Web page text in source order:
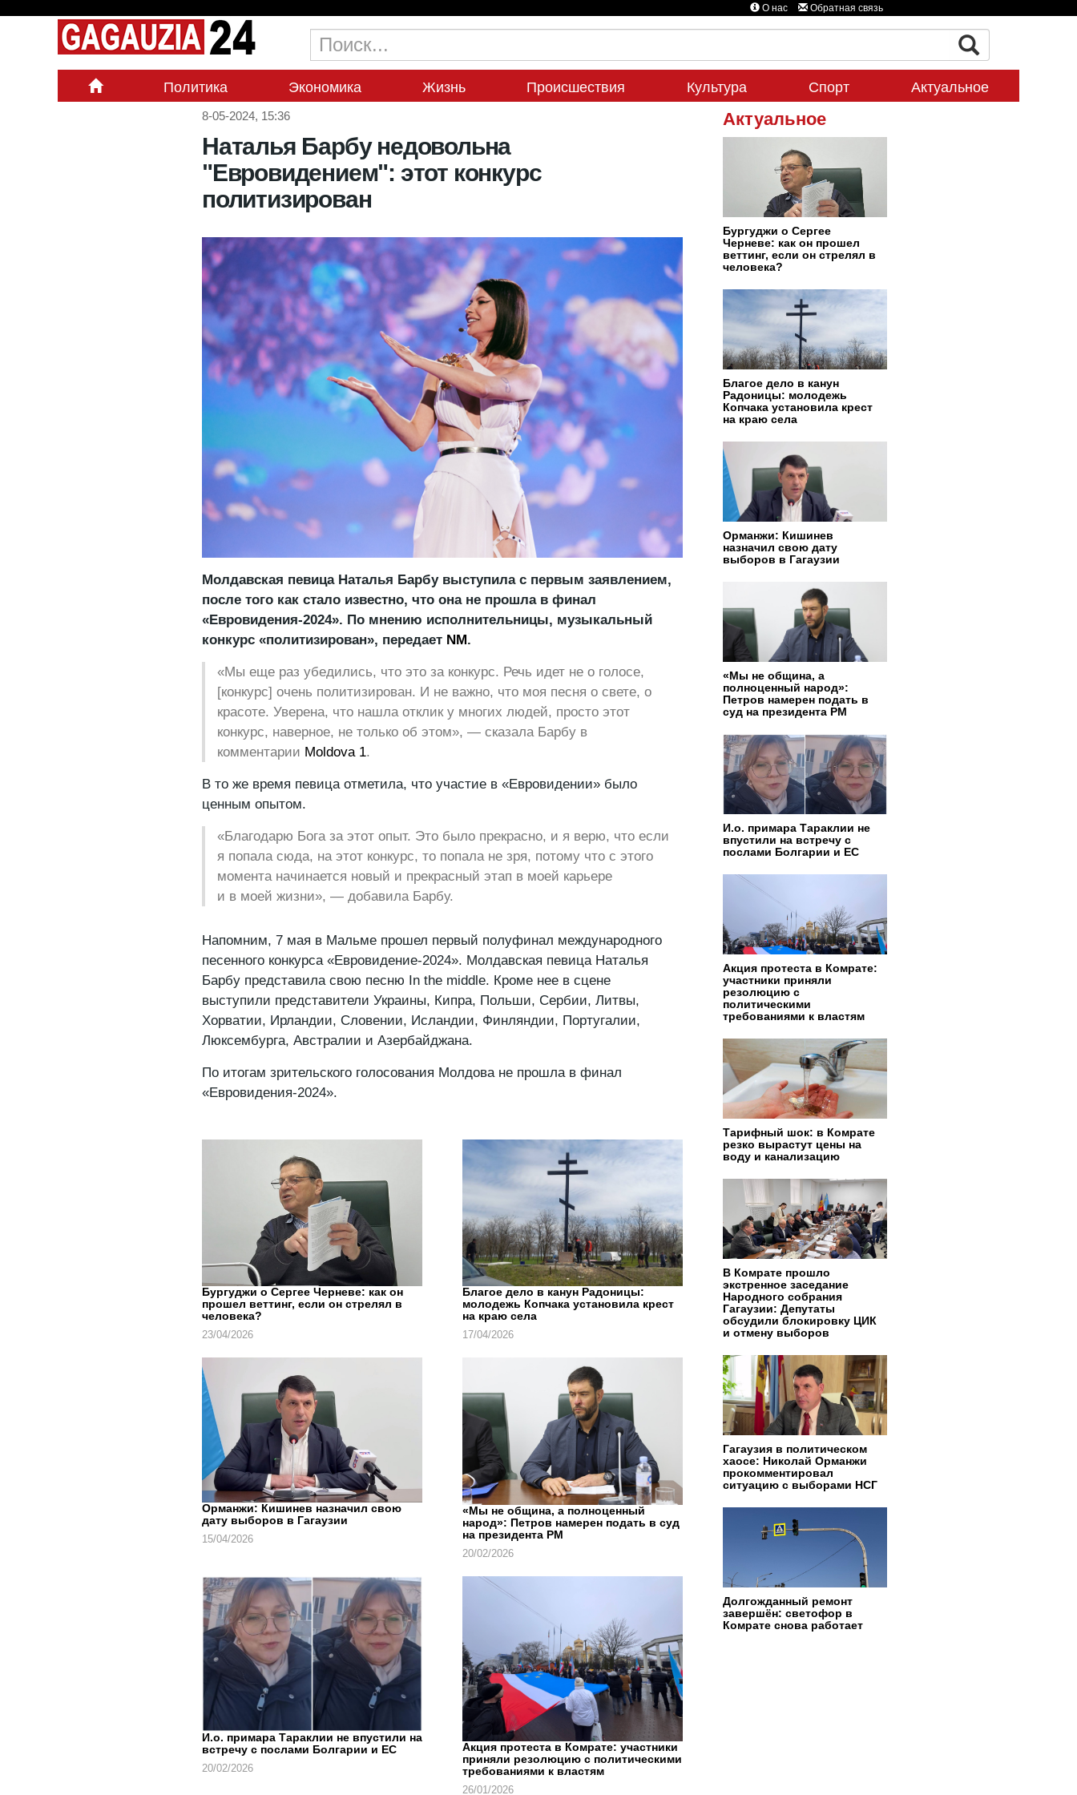
О нас Обратная связь
Политика Экономика Жизнь Происшествия Культура Спорт Актуальное
8-05-2024, 15:36
Наталья Барбу недовольна
"Евровидением": этот конкурс
политизирован
Молдавская певица Наталья Барбу выступила с первым заявлением,
после того как стало известно, что она не прошла в финал
«Евровидения-2024». По мнению исполнительницы, музыкальный
конкурс «политизирован», передает NM.
«Мы еще раз убедились, что это за конкурс. Речь идет не о голосе,
[конкурс] очень политизирован. И не важно, что моя песня о свете, о
красоте. Уверена, что нашла отклик у многих людей, просто этот
конкурс, наверное, не только об этом», — сказала Барбу в
комментарии Moldova 1.
В то же время певица отметила, что участие в «Евровидении» было
ценным опытом.
«Благодарю Бога за этот опыт. Это было прекрасно, и я верю, что если
я попала сюда, на этот конкурс, то попала не зря, потому что с этого
момента начинается новый и прекрасный этап в моей карьере
и в моей жизни», — добавила Барбу.
Напомним, 7 мая в Мальме прошел первый полуфинал международного
песенного конкурса «Евровидение-2024». Молдавская певица Наталья
Барбу представила свою песню In the middle. Кроме нее в сцене
выступили представители Украины, Кипра, Польши, Сербии, Литвы,
Хорватии, Ирландии, Словении, Исландии, Финляндии, Португалии,
Люксембурга, Австралии и Азербайджана.
По итогам зрительского голосования Молдова не прошла в финал
«Евровидения-2024».
Бургуджи о Сергее Черневе: как он
прошел веттинг, если он стрелял в
человека?
23/04/2026
Благое дело в канун Радоницы:
молодежь Копчака установила крест
на краю села
17/04/2026
Орманжи: Кишинев назначил свою
дату выборов в Гагаузии
15/04/2026
«Мы не община, а полноценный
народ»: Петров намерен подать в суд
на президента РМ
20/02/2026
И.о. примара Тараклии не впустили на
встречу с послами Болгарии и ЕС
20/02/2026
Акция протеста в Комрате: участники
приняли резолюцию с политическими
требованиями к властям
26/01/2026
Актуальное
Бургуджи о Сергее
Черневе: как он прошел
веттинг, если он стрелял в
человека?
Благое дело в канун
Радоницы: молодежь
Копчака установила крест
на краю села
Орманжи: Кишинев
назначил свою дату
выборов в Гагаузии
«Мы не община, а
полноценный народ»:
Петров намерен подать в
суд на президента РМ
И.о. примара Тараклии не
впустили на встречу с
послами Болгарии и ЕС
Акция протеста в Комрате:
участники приняли
резолюцию с
политическими
требованиями к властям
Тарифный шок: в Комрате
резко вырастут цены на
воду и канализацию
В Комрате прошло
экстренное заседание
Народного собрания
Гагаузии: Депутаты
обсудили блокировку ЦИК
и отмену выборов
Гагаузия в политическом
хаосе: Николай Орманжи
прокомментировал
ситуацию с выборами НСГ
Долгожданный ремонт
завершён: светофор в
Комрате снова работает